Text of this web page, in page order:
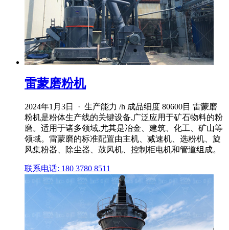
雷蒙磨粉机
2024年1月3日 · 生产能力 /h 成品细度 80600目 雷蒙磨
粉机是粉体生产线的关键设备,广泛应用于矿石物料的粉
磨。适用于诸多领域,尤其是冶金、建筑、化工、矿山等
领域。雷蒙磨的标准配置由主机、减速机、选粉机、旋
风集粉器、除尘器、鼓风机、控制柜电机和管道组成。
联系电话: 180 3780 8511